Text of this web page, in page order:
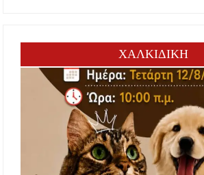
ΧΑΛΚΙΔΙΚΗ